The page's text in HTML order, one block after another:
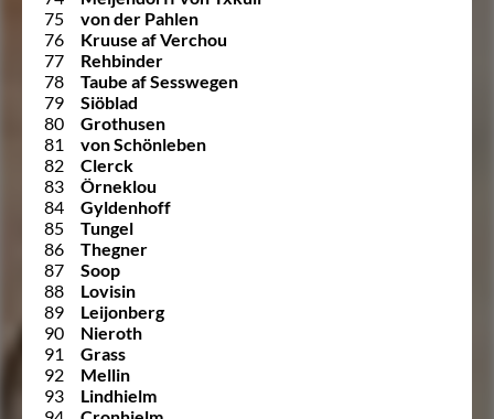
75
von der Pahlen
76
Kruuse af Verchou
77
Rehbinder
78
Taube af Sesswegen
79
Siöblad
80
Grothusen
81
von Schönleben
82
Clerck
83
Örneklou
84
Gyldenhoff
85
Tungel
86
Thegner
87
Soop
88
Lovisin
89
Leijonberg
90
Nieroth
91
Grass
92
Mellin
93
Lindhielm